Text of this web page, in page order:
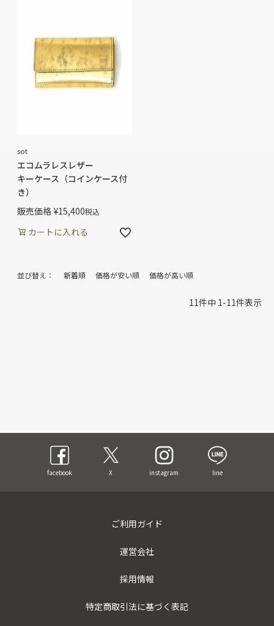
sot
エコムラレスレザー
キーケース（コインケース付
き）
販売価格 ¥15,400税込
カートに入れる
並び替え 新着順 価格が安い順 価格が高い順
11件中 1-11件表示
facebook X instagram line
ご利用ガイド
運営会社
採用情報
特定商取引法に基づく表記